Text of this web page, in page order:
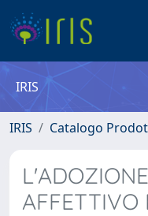
IRIS
IRIS Catalogo
AFFETTIVO